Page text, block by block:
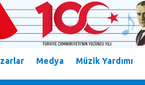
Medya Müzik Yardımı